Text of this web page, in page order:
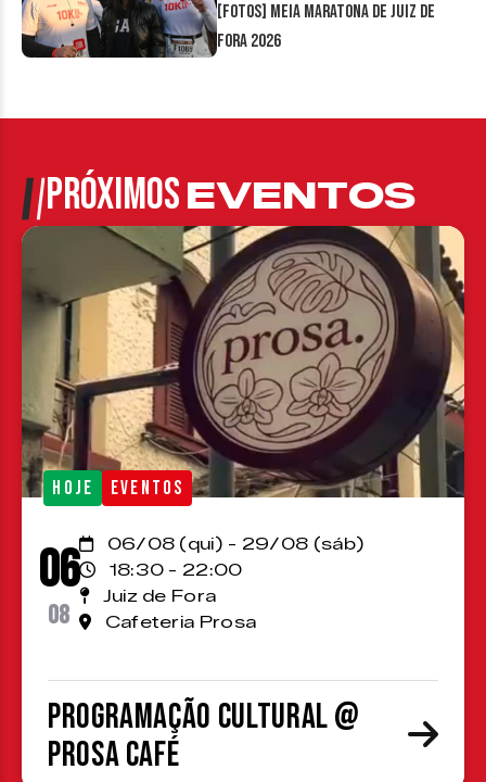
[FOTOS] Meia Maratona de Juiz de
Fora 2026
PRÓXIMOSEVENTOS
HOJE EVENTOS
06
08
06/08 (qui) - 29/08 (sáb)
18:30 - 22:00
Juiz de Fora
Cafeteria Prosa
Programação cultural @
Prosa Café